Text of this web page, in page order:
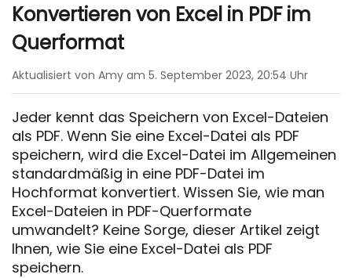
Konvertieren von Excel in PDF im
Querformat
Aktualisiert von Amy am 5. September 2023, 20:54 Uhr
Jeder kennt das Speichern von Excel-Dateien
als PDF. Wenn Sie eine Excel-Datei als PDF
speichern, wird die Excel-Datei im Allgemeinen
standardmäßig in eine PDF-Datei im
Hochformat konvertiert. Wissen Sie, wie man
Excel-Dateien in PDF-Querformate
umwandelt? Keine Sorge, dieser Artikel zeigt
Ihnen, wie Sie eine Excel-Datei als PDF
speichern.